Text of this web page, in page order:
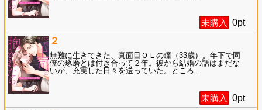
未購入 0pt
２
無難に生きてきた、真面目ＯＬの瞳（33歳）。年下で同
僚の琢磨とは付き合って２年。彼から結婚の話はまだな
いが、充実した日々を送っていた。ところ
未購入 0pt